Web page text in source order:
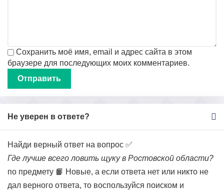
Сохранить моё имя, email и адрес сайта в этом
браузере для последующих моих комментариев.
Не уверен в ответе?
Найди верный ответ на вопрос ✅
Где лучше всего ловить щуку в Ростовской области?
по предмету 📙 Новые, а если ответа нет или никто не
дал верного ответа, то воспользуйся поиском и